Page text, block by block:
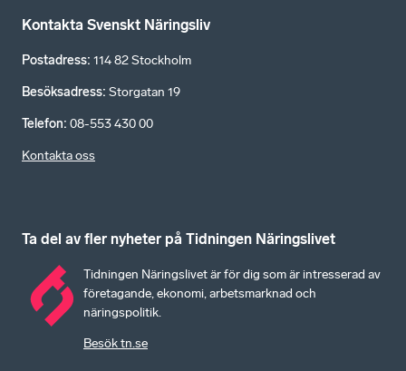
Kontakta Svenskt Näringsliv
Postadress: 114 82 Stockholm
Besöksadress: Storgatan 19
Telefon: 08-553 430 00
Kontakta oss
Ta del av fler nyheter på Tidningen Näringslivet
Tidningen Näringslivet är för dig som är intresserad av
företagande, ekonomi, arbetsmarknad och
näringspolitik.
Besök tn.se